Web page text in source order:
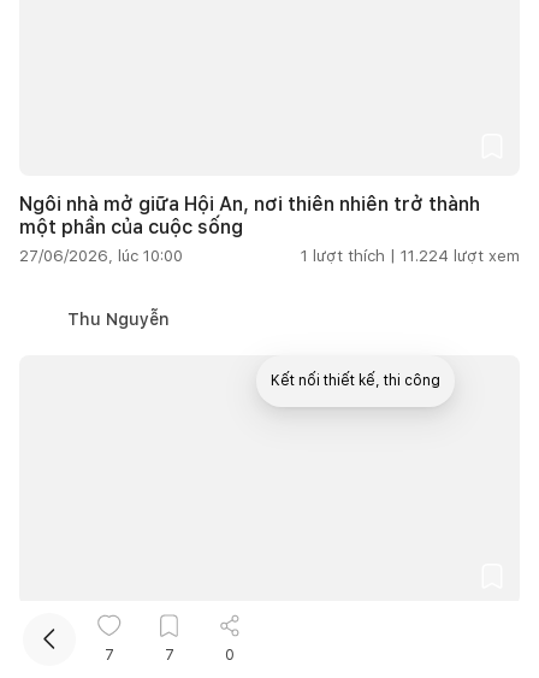
Ngôi nhà mở giữa Hội An, nơi thiên nhiên trở thành
một phần của cuộc sống
27/06/2026, lúc 10:00 1 lượt thích | 11.224 lượt xem
Thu Nguyễn
Trên 200m2
7 7 0
Kết nối thiết kế, thi công